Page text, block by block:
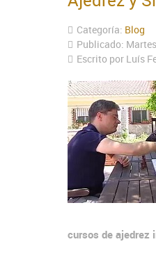
Categoría: Blog
Publicado:
Escrito por Luís
cursos de ajedrez